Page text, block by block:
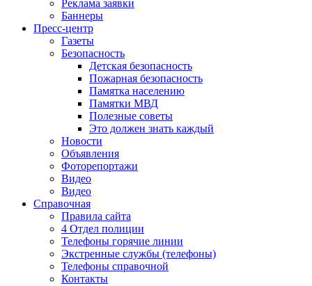
Реклама заявки
Баннеры
Пресс-центр
Газеты
Безопасность
Детская безопасность
Пожарная безопасность
Памятка населению
Памятки МВД
Полезные советы
Это должен знать каждый
Новости
Объявления
Фоторепортажи
Видео
Видео
Справочная
Правила сайта
4 Отдел полиции
Телефоны горячие линии
Экстренные службы (телефоны)
Телефоны справочной
Контакты